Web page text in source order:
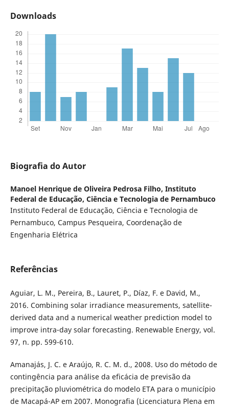
Downloads
Biografia do Autor
Manoel Henrique de Oliveira Pedrosa Filho, Instituto
Federal de Educação, Ciência e Tecnologia de Pernambuco
Instituto Federal de Educação, Ciência e Tecnologia de
Pernambuco, Campus Pesqueira, Coordenação de
Engenharia Elétrica
Referências
Aguiar, L. M., Pereira, B., Lauret, P., Díaz, F. e David, M.,
2016. Combining solar irradiance measurements, satellite-
derived data and a numerical weather prediction model to
improve intra-day solar forecasting. Renewable Energy, vol.
97, n. pp. 599-610.
Amanajás, J. C. e Araújo, R. C. M. d., 2008. Uso do método de
contingência para análise da eficácia de previsão da
precipitação pluviométrica do modelo ETA para o município
de Macapá-AP em 2007. Monografia (Licenciatura Plena em